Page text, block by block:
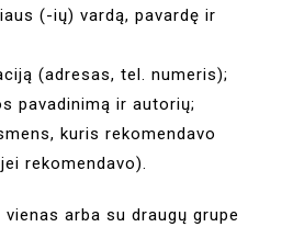
(-ių) vardą, pavardę ir
(adresas, tel. numeris);
pavadinimą ir autorių;
kuris rekomendavo
rekomendavo).
arba su draugų grupe